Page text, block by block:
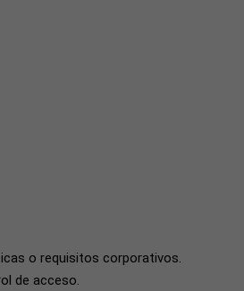
o requisitos corporativos.
de acceso.